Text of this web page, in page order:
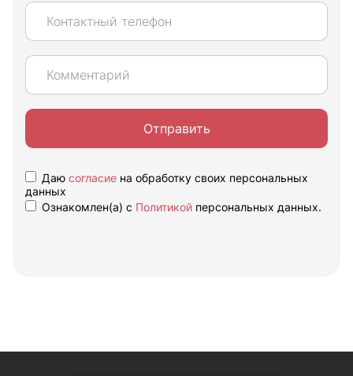
Отправить
Даю согласие на обработку своих персональных
данных
Ознакомлен(а) с Политикой персональных данных.